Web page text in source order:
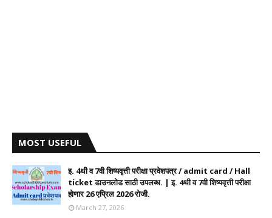
MOST USEFUL
इ. 4थी व 7वी शिष्यवृत्ती परीक्षा प्रवेशपत्र / admit card / Hall
ticket डाउनलोड साठी उपलब्ध. | इ. 4थी व 7वी शिष्यवृत्ती परीक्षा
होणार 26 एप्रिल 2026 रोजी.
March 27, 2026